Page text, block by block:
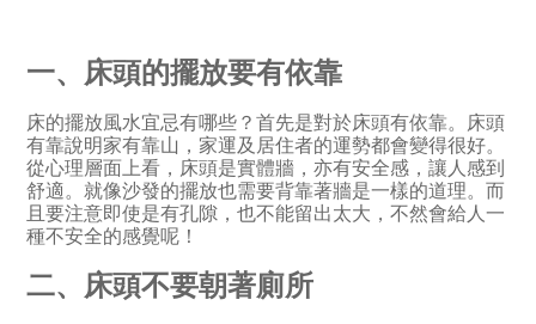
一、床頭的擺放要有依靠
床的擺放風水宜忌有哪些？首先是對於床頭有依靠。床頭
有靠說明家有靠山，家運及居住者的運勢都會變得很好。
從心理層面上看，床頭是實體牆，亦有安全感，讓人感到
舒適。就像沙發的擺放也需要背靠著牆是一樣的道理。而
且要注意即使是有孔隙，也不能留出太大，不然會給人一
種不安全的感覺呢！
二、床頭不要朝著廁所